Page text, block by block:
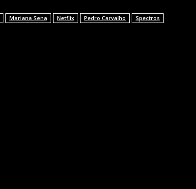
Mariana Sena Netflix Pedro Carvalho Spectros